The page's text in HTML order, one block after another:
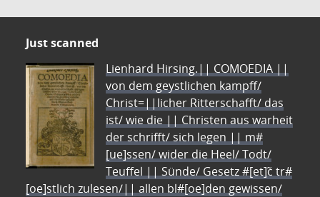
Just scanned
Lienhard Hirsing.|| COMOEDIA ||
von dem geystlichen kampff/
Christ=||licher Ritterschafft/ das
ist/ wie die || Christen aus warheit
der schrifft/ sich legen || m#
[ue]ssen/ wider die Heel/ Todt/
Teuffel || Sünde/ Gesetz #[et]c̃ tr#
[oe]stlich zulesen/|| allen bl#[oe]den gewissen/